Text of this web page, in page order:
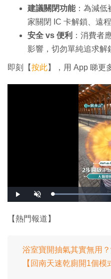
建議關閉功能：為減低
家關閉 IC 卡解鎖、遠
安全 vs 便利 ：消費者
影響，切勿單純追求解
即刻【按此】，用 App 睇更
播
放
開
啟
【熱門報道】
浴室寶開抽氣其實無用
【回南天速乾廁開1個模